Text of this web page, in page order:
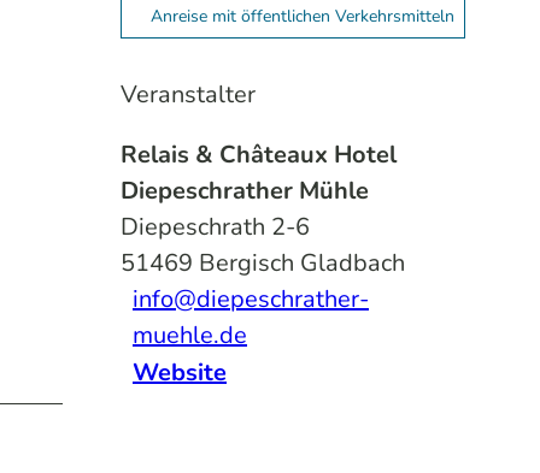
Anreise mit öffentlichen Verkehrsmitteln
Veranstalter
Relais & Châteaux Hotel
Diepeschrather Mühle
Diepeschrath 2-6
51469 Bergisch Gladbach
info@diepeschrather-
muehle.de
Website